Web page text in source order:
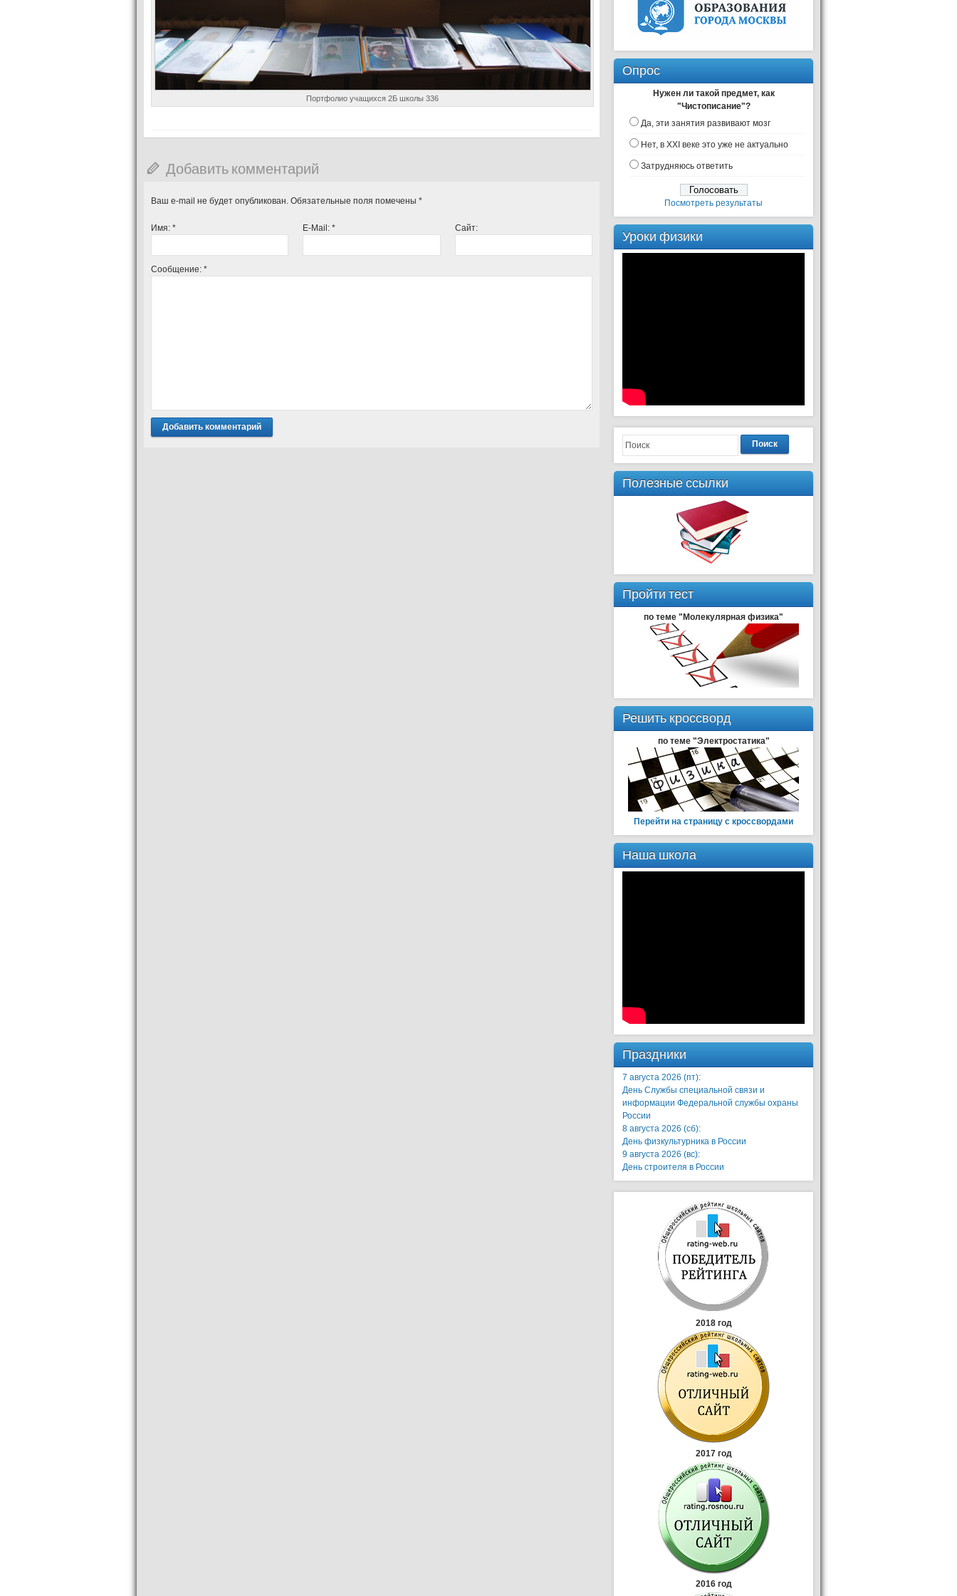
Портфолио учащихся 2Б школы 336
Добавить комментарий
Ваш e-mail не будет опубликован. Обязательные поля помечены *
Имя: * E-Mail:* Сайт:
Сообщение: *
Опрос
Нужен ли такой предмет, как
"Чистописание"?
Да, эти занятия развивают мозг
Нет, в XXI веке это уже не актуально
Затрудняюсь ответить
Посмотреть результаты
Уроки физики
Поиск
Полезные ссылки
Пройти тест
по теме "Молекулярная физика"
Решить кроссворд
по теме "Электростатика"
Перейти на страницу с кроссвордами
Наша школа
Праздники
7 августа 2026 (пт):
День Службы специальной связи и
информации Федеральной службы охраны
России
8 августа 2026 (сб):
День физкультурника в России
9 августа 2026 (вс):
День строителя в России
2018 год
2017 год
2016 год